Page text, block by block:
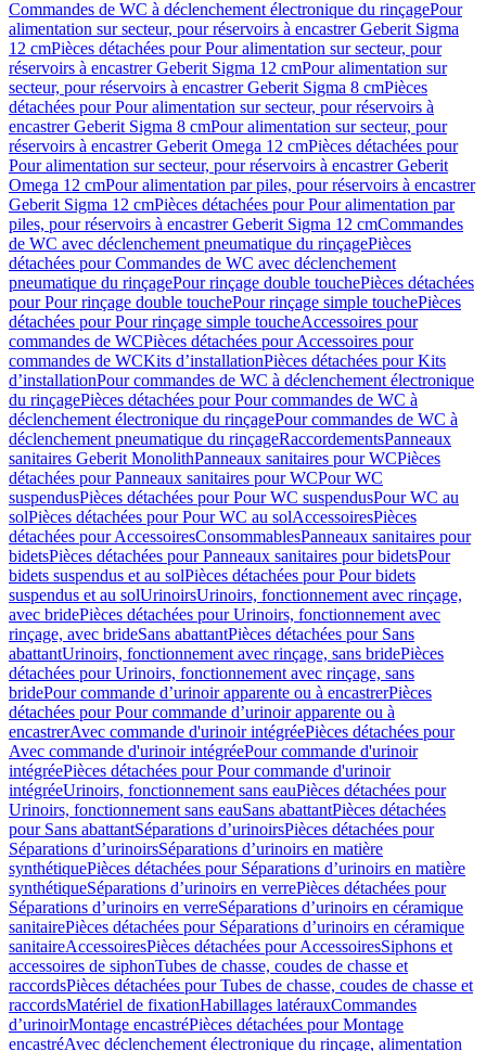
Commandes de WC à déclenchement électronique du rinçagePour
alimentation sur secteur, pour réservoirs à encastrer Geberit Sigma
12 cmPièces détachées pour Pour alimentation sur secteur, pour
réservoirs à encastrer Geberit Sigma 12 cmPour alimentation sur
secteur, pour réservoirs à encastrer Geberit Sigma 8 cmPièces
détachées pour Pour alimentation sur secteur, pour réservoirs à
encastrer Geberit Sigma 8 cmPour alimentation sur secteur, pour
réservoirs à encastrer Geberit Omega 12 cmPièces détachées pour
Pour alimentation sur secteur, pour réservoirs à encastrer Geberit
Omega 12 cmPour alimentation par piles, pour réservoirs à encastrer
Geberit Sigma 12 cmPièces détachées pour Pour alimentation par
piles, pour réservoirs à encastrer Geberit Sigma 12 cmCommandes
de WC avec déclenchement pneumatique du rinçagePièces
détachées pour Commandes de WC avec déclenchement
pneumatique du rinçagePour rinçage double touchePièces détachées
pour Pour rinçage double touchePour rinçage simple touchePièces
détachées pour Pour rinçage simple toucheAccessoires pour
commandes de WCPièces détachées pour Accessoires pour
commandes de WCKits d’installationPièces détachées pour Kits
d’installationPour commandes de WC à déclenchement électronique
du rinçagePièces détachées pour Pour commandes de WC à
déclenchement électronique du rinçagePour commandes de WC à
déclenchement pneumatique du rinçageRaccordementsPanneaux
sanitaires Geberit MonolithPanneaux sanitaires pour WCPièces
détachées pour Panneaux sanitaires pour WCPour WC
suspendusPièces détachées pour Pour WC suspendusPour WC au
solPièces détachées pour Pour WC au solAccessoiresPièces
détachées pour AccessoiresConsommablesPanneaux sanitaires pour
bidetsPièces détachées pour Panneaux sanitaires pour bidetsPour
bidets suspendus et au solPièces détachées pour Pour bidets
suspendus et au solUrinoirsUrinoirs, fonctionnement avec rinçage,
avec bridePièces détachées pour Urinoirs, fonctionnement avec
rinçage, avec brideSans abattantPièces détachées pour Sans
abattantUrinoirs, fonctionnement avec rinçage, sans bridePièces
détachées pour Urinoirs, fonctionnement avec rinçage, sans
bridePour commande d’urinoir apparente ou à encastrerPièces
détachées pour Pour commande d’urinoir apparente ou à
encastrerAvec commande d'urinoir intégréePièces détachées pour
Avec commande d'urinoir intégréePour commande d'urinoir
intégréePièces détachées pour Pour commande d'urinoir
intégréeUrinoirs, fonctionnement sans eauPièces détachées pour
Urinoirs, fonctionnement sans eauSans abattantPièces détachées
pour Sans abattantSéparations d’urinoirsPièces détachées pour
Séparations d’urinoirsSéparations d’urinoirs en matière
synthétiquePièces détachées pour Séparations d’urinoirs en matière
synthétiqueSéparations d’urinoirs en verrePièces détachées pour
Séparations d’urinoirs en verreSéparations d’urinoirs en céramique
sanitairePièces détachées pour Séparations d’urinoirs en céramique
sanitaireAccessoiresPièces détachées pour AccessoiresSiphons et
accessoires de siphonTubes de chasse, coudes de chasse et
raccordsPièces détachées pour Tubes de chasse, coudes de chasse et
raccordsMatériel de fixationHabillages latérauxCommandes
dʼurinoirMontage encastréPièces détachées pour Montage
encastréAvec déclenchement électronique du rinçage, alimentation